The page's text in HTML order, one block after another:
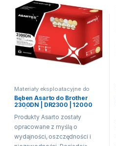
Materiały eksploatacyjne do
drukarek laserowych
Bęben Asarto do Brother
2300DN | DR2300 | 12000
Produkty Asarto zostały
opracowane z myślą o
wydajności, oszczędności i